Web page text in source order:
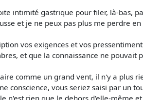
intimité gastrique pour filer, là-bas,
et je ne peux pas plus me perdre
vos exigences et vos
et que la connaissance ne pouvait
comme un grand vent, il n'y a plus
conscience, vous seriez saisi par un